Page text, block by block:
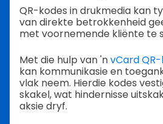
QR-kodes in drukmedia kan
van direkte betrokkenheid
met voornemende kliënte te
Met die hulp van 'nvCard
kan kommunikasie en
vlak neem. Hierdie kodes
skakel, wat hindernisse
aksie dryf.